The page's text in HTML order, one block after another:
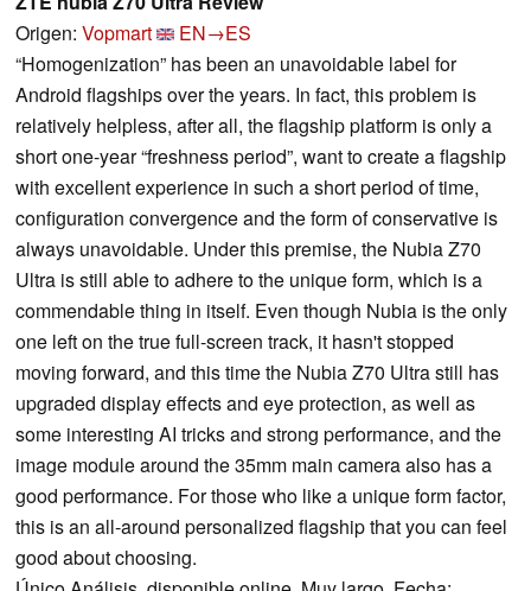
Origen: Vopmart
EN→ES
“Homogenization” has been an unavoidable label for
Android flagships over the years. In fact, this problem is
relatively helpless, after all, the flagship platform is only a
short one-year “freshness period”, want to create a flagship
with excellent experience in such a short period of time,
configuration convergence and the form of conservative is
always unavoidable. Under this premise, the Nubia Z70
Ultra is still able to adhere to the unique form, which is a
commendable thing in itself. Even though Nubia is the only
one left on the true full-screen track, it hasn't stopped
moving forward, and this time the Nubia Z70 Ultra still has
upgraded display effects and eye protection, as well as
some interesting AI tricks and strong performance, and the
image module around the 35mm main camera also has a
good performance. For those who like a unique form factor,
this is an all-around personalized flagship that you can feel
good about choosing.